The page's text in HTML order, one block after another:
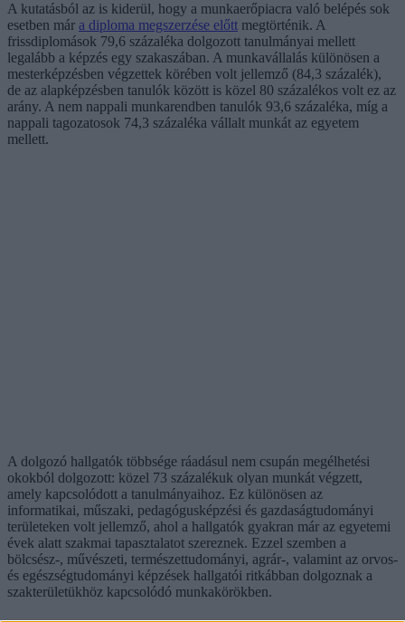
A kutatásból az is kiderül, hogy a munkaerőpiacra való belépés sok
esetben már a diploma megszerzése előtt megtörténik. A
frissdiplomások 79,6 százaléka dolgozott tanulmányai mellett
legalább a képzés egy szakaszában. A munkavállalás különösen a
mesterképzésben végzettek körében volt jellemző (84,3 százalék),
de az alapképzésben tanulók között is közel 80 százalékos volt ez az
arány. A nem nappali munkarendben tanulók 93,6 százaléka, míg a
nappali tagozatosok 74,3 százaléka vállalt munkát az egyetem
mellett.
A dolgozó hallgatók többsége ráadásul nem csupán megélhetési
okokból dolgozott: közel 73 százalékuk olyan munkát végzett,
amely kapcsolódott a tanulmányaihoz. Ez különösen az
informatikai, műszaki, pedagógusképzési és gazdaságtudományi
területeken volt jellemző, ahol a hallgatók gyakran már az egyetemi
évek alatt szakmai tapasztalatot szereznek. Ezzel szemben a
bölcsész-, művészeti, természettudományi, agrár-, valamint az orvos-
és egészségtudományi képzések hallgatói ritkábban dolgoznak a
szakterületükhöz kapcsolódó munkakörökben.